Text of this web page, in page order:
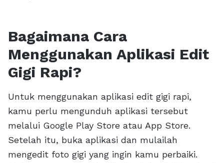
Bagaimana Cara
Menggunakan Aplikasi Edit
Gigi Rapi?
Untuk menggunakan aplikasi edit gigi rapi,
kamu perlu mengunduh aplikasi tersebut
melalui Google Play Store atau App Store.
Setelah itu, buka aplikasi dan mulailah
mengedit foto gigi yang ingin kamu perbaiki.